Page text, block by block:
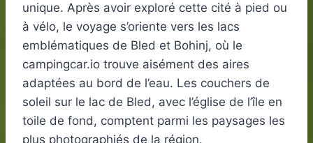
unique. Après avoir exploré cette cité à pied ou
à vélo, le voyage s’oriente vers les lacs
emblématiques de Bled et Bohinj, où le
campingcar.io trouve aisément des aires
adaptées au bord de l’eau. Les couchers de
soleil sur le lac de Bled, avec l’église de l’île en
toile de fond, comptent parmi les paysages les
plus photographiés de la région.